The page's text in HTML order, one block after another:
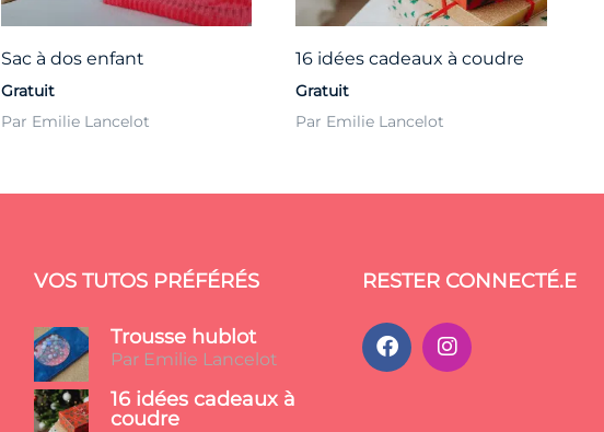
Sac à dos enfant
Gratuit
Par Emilie Lancelot
16 idées cadeaux à coudre
Gratuit
Par Emilie Lancelot
VOS TUTOS PRÉFÉRÉS
Trousse hublot
Par Emilie Lancelot
16 idées cadeaux à
coudre
RESTER CONNECTÉ.E